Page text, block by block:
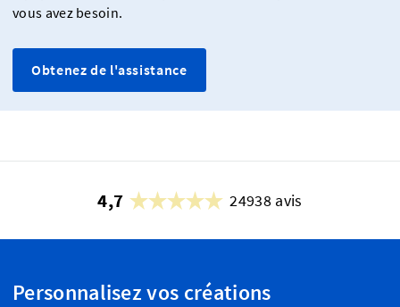
vous avez besoin.
Obtenez de l'assistance
4,7 24938 avis
Personnalisez vos créations